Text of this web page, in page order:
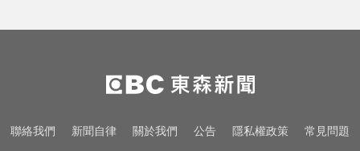
聯絡我們 新聞自律 關於我們 公告 隱私權政策 常見問題